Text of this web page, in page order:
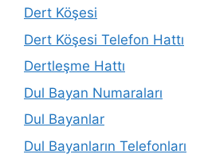
Dert Köşesi
Dert Köşesi Telefon Hattı
Dertleşme Hattı
Dul Bayan Numaraları
Dul Bayanlar
Dul Bayanların Telefonları